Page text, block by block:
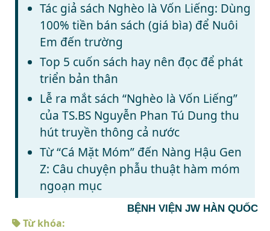
Tác giả sách Nghèo là Vốn Liếng: Dùng
100% tiền bán sách (giá bìa) để Nuôi
Em đến trường
Top 5 cuốn sách hay nên đọc để phát
triển bản thân
Lễ ra mắt sách “Nghèo là Vốn Liếng”
của TS.BS Nguyễn Phan Tú Dung thu
hút truyền thông cả nước
Từ “Cá Mặt Móm” đến Nàng Hậu Gen
Z: Câu chuyện phẫu thuật hàm móm
ngoạn mục
BỆNH VIỆN JW HÀN QUỐC
Từ khóa: